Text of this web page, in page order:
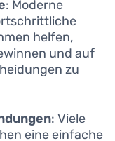
: Moderne
helfen,
und auf
zu
: Viele
eine einfache